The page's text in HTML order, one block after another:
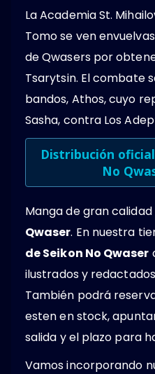
La Academia St.
Tomo se ven
de Qwasers por
Tsarytsin. El combate
bandos, Athos, cuyo
Sasha, contra Los
Distribución
No
Manga de gran
Qwaser. En nuestra
de Seikon No Qwaser
ilustrados y
También podrá
esten en stock,
salida y el plazo para
Vamos incorporando